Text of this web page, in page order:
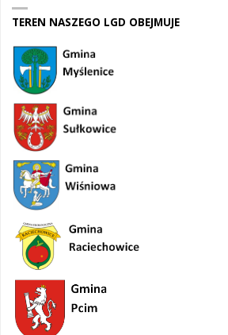
TEREN NASZEGO LGD OBEJMUJE